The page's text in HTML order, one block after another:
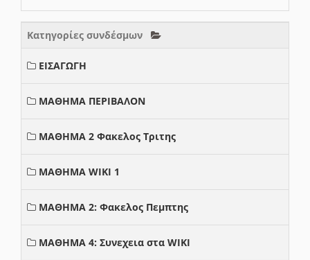
Κατηγορίες συνδέσμων
ΕΙΣΑΓΩΓΗ
ΜΑΘΗΜΑ ΠΕΡΙΒΑΛΟΝ
ΜΑΘΗΜΑ 2 Φακελος Τριτης
ΜΑΘΗΜΑ WIKI 1
ΜΑΘΗΜΑ 2: Φακελος Πεμπτης
ΜΑΘΗΜΑ 4: Συνεχεια στα WIKI